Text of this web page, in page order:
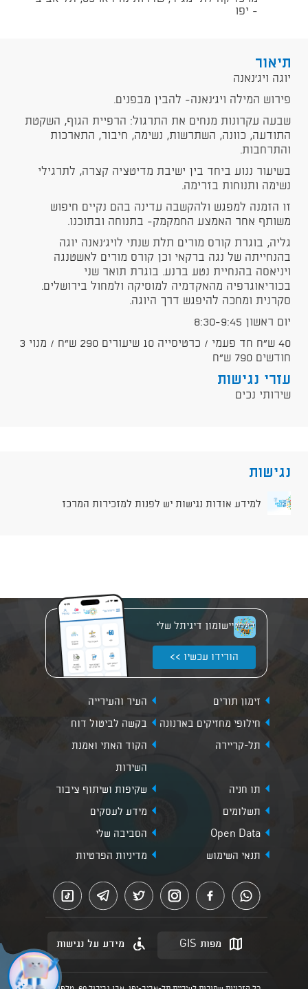
- יפו
תיאור
יוגה ויג'נאנה
פירוש המילה ויג'נאנה- להבין מבפנים.
שבעה עקרונות מנחים את התרגול: הרפיית הגוף, השקטת
התודעה, כוונה, השתרשות, נשימה, חיבור, התארכות
והתרחבות.
בשיעור ננוע ביחד בין ישיבת מדיטציה קצרה, לתרגילי
נשימה ותנוחות בזרימה.
זו הזמנה למפגש ולהקשבה עדינה בהם נקיים חיפוש
משותף אחר האמצע החמקמק- בתנוחה ובתוכנו.
גליה, בוגרת קורס מורים תלת שנתי לויג'נאנה יוגה
בהנחייתה של נגה ברקאי וכן קורס מורים לאשטנגה
ויניאסה בהנחיית נטע ברנע. בוגרת תואר שני
בכוריאוגרפיה מהאקדמיה למוסיקה ולמחול בירושלים.
סקרנית ומחכה להיפגש דרך היוגה.
יום ראשון 8:30-9:45
40 ש"ח חד פעמי / כרטיסייה 10 שיעורים 290 ש"ח / מנוי 3
חודשים 790 ש"ח
עזרי נגישות
שירותי נכים
נגישות
למידע אודות נגישות יש לפנות למזכירות המרכז
יישומון דיגיתל שלי
הורידו עכשיו >>
זימון תורים
העיר והעירייה
חילופי מחזיקים בארנונה
בקשה לביטול דוח
תל-קריירה
הקוד האתי ואמנת
השירות
תו חניה
שקיפות ושיתוף ציבור
תשלומים
מידע לעסקים
Open Data
הסביבה שלי
תנאי השימוש
מדיניות הפרטיות
מפות GIS מידע על נגישות